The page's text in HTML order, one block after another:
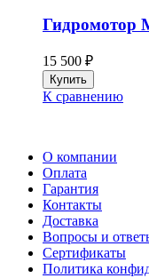
Гидромотор
15 500 ₽
К сравнению
О компании
Оплата
Гарантия
Контакты
Доставка
Вопросы и
Сертификаты
Политика